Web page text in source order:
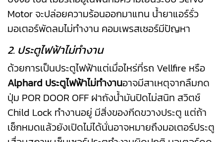
Motor จะปล่อยความร้อนออกมาแทน น้ำยาแอร์รั่ว
มอเตอร์พัดลมไม่ทำงาน คอมเพรสเซอร์มีปัญหา
2. ประตูไฟฟ้าไม่ทำงาน
ด้วยการเป็นประตูไฟฟ้าแต่เมื่อไหร่ที่รถ Vellfire หรือ
Alphard ประตูไฟฟ้าไม่ทำงานอาจมีสาเหตุจากลืมกด
ปุ่ม POR DOOR OFF ฝาถังน้ำมันปิดไม่สนิท สวิตช์
Child Lock ทำงานอยู่ มีสิ่งของกีดขวางประตู แต่ถ้า
เช็กหมดแล้วยังเปิดไม่ได้นั่นอาจหมายถึงมอเตอร์ประตู